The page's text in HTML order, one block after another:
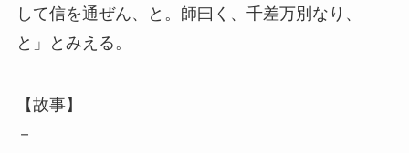
して信を通ぜん、と。師曰く、千差万別なり、
と」とみえる。
【故事】
－